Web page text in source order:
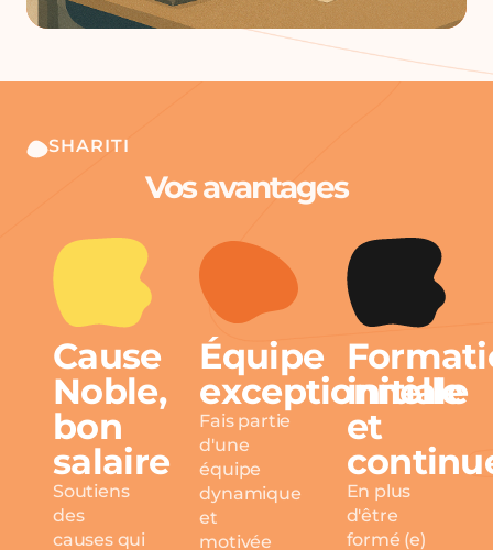
SHARITI
Vos avantages
Cause
Noble,
bon
salaire
Soutiens
des
causes qui
Équipe
exceptionnelle
Fais partie
d'une
équipe
dynamique
et
motivée
initiale
et
En plus
d'être
formé (e)